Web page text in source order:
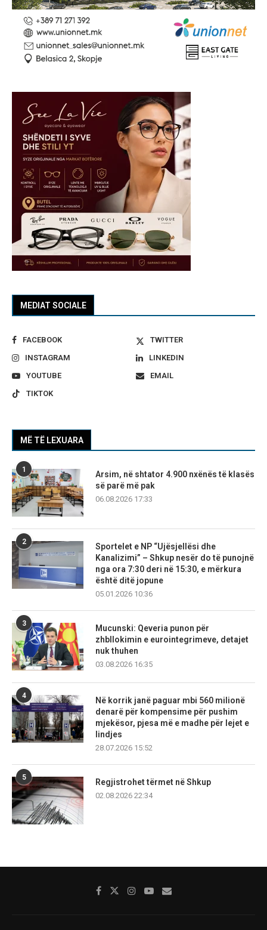
MEDIAT SOCIALE
FACEBOOK
TWITTER
INSTAGRAM
LINKEDIN
YOUTUBE
EMAIL
TIKTOK
MË TË LEXUARA
1
Arsim, në shtator 4.900 nxënës të klasës
së parë më pak
06.08.2026 17:33
2
Sportelet e NP “Ujësjellësi dhe
Kanalizimi” – Shkup nesër do të punojnë
nga ora 7:30 deri në 15:30, e mërkura
është ditë jopune
05.01.2026 10:36
3
Mucunski: Qeveria punon për
zhbllokimin e eurointegrimeve, detajet
nuk thuhen
03.08.2026 16:35
4
Në korrik janë paguar mbi 560 milionë
denarë për kompensime për pushim
mjekësor, pjesa më e madhe për lejet e
lindjes
28.07.2026 15:52
5
Regjistrohet tërmet në Shkup
02.08.2026 22:34